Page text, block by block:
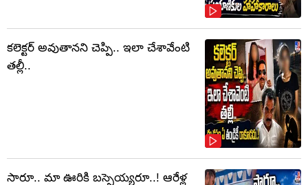
కలెక్టర్‌ అవుతానని చెప్పి.. ఇలా చేశావేంటి
తల్లీ..
సారూ.. మా ఊరికి బస్సెయ్యరూ..! ఆరేళ్ల